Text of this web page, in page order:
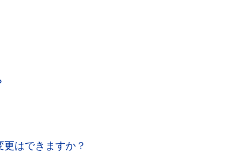
に、
なけれ
はできますか？